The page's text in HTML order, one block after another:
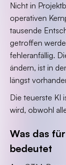
Nicht in
operativen
tausende
getroffen
fehleranfällig.
ändern, ist in
längst
Die teuerste KI
wird, obwohl
Was das
bedeutet